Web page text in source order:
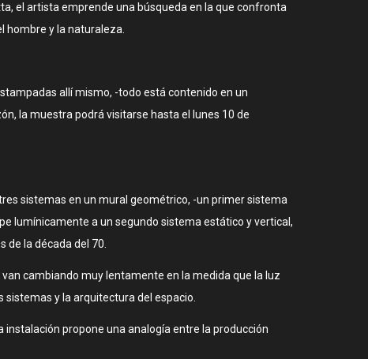
el artista emprende una búsqueda en la que confronta
hombre y la naturaleza.
allí mismo, -todo está contenido en un
la muestra podrá visitarse hasta el lunes 10 de
sistemas en un mural geométrico, -un primer sistema
lumínicamente a un segundo sistema estático y vertical,
de la década del 70.
cambiando muy lentamente en la medida que la luz
y la arquitectura del espacio.
propone una analogía entre la producción